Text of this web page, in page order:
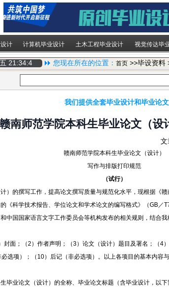
计 计算机毕业设计 土木工程毕业设计 视觉传达毕
21:34:5 您现在所在的位置： 首页 >>毕设资料
我们提供全套毕业设计和毕业论
赣南师范学院本科生毕业论文（设
文
赣南师范学院本科生毕业论文（设计）
写作与排版打印规范
（试行）
）的撰写工作，提高论文撰写质量与规范化水平，现根据《
《科学技术报告、学位论文和学术论文的编写格式》（GB／
中国国家语言文字工作委员会等机构发布的相关规则，结合我
封面；（2）作者声明；（3）论文（设计）题目及署名；（4
选项）；（10）后记（非必选项）。以上各项目的基本内容与
毕业论文（设计）的全称、毕业论文标题（含毕业设计，以